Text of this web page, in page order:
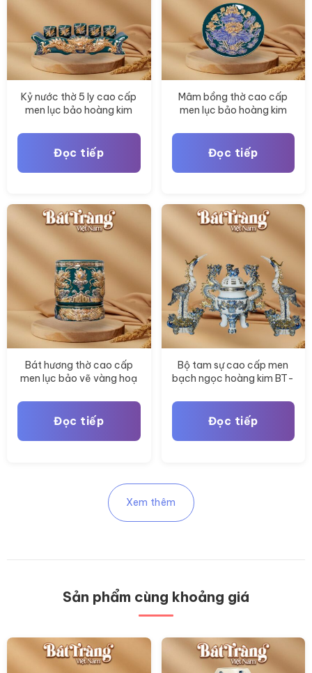
Kỷ nước thờ 5 ly cao cấp
men lục bảo hoàng kim
ĐT181
Đọc tiếp
Mâm bồng thờ cao cấp
men lục bảo hoàng kim
ĐT178
Đọc tiếp
Bát hương thờ cao cấp
men lục bảo vẽ vàng hoạ
Đọc tiếp
Bộ tam sự cao cấp men
bạch ngọc hoàng kim BT-
Đọc tiếp
Xem thêm
Sản phẩm cùng khoảng giá